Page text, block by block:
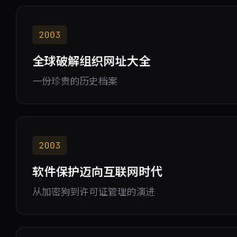
2003
全球破解组织网址大全
一份珍贵的历史档案
2003
软件保护迈向互联网时代
从加密狗到许可证管理的演进